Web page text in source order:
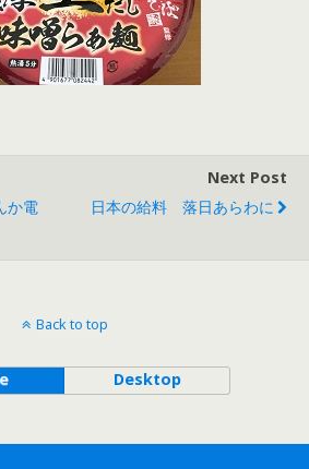
か電
Next Post
日本の給料 落日あらわに
Back to top
Desktop